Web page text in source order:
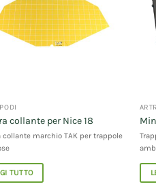
collante per Nice 18
collante marchio TAK per trappole
TUTTO